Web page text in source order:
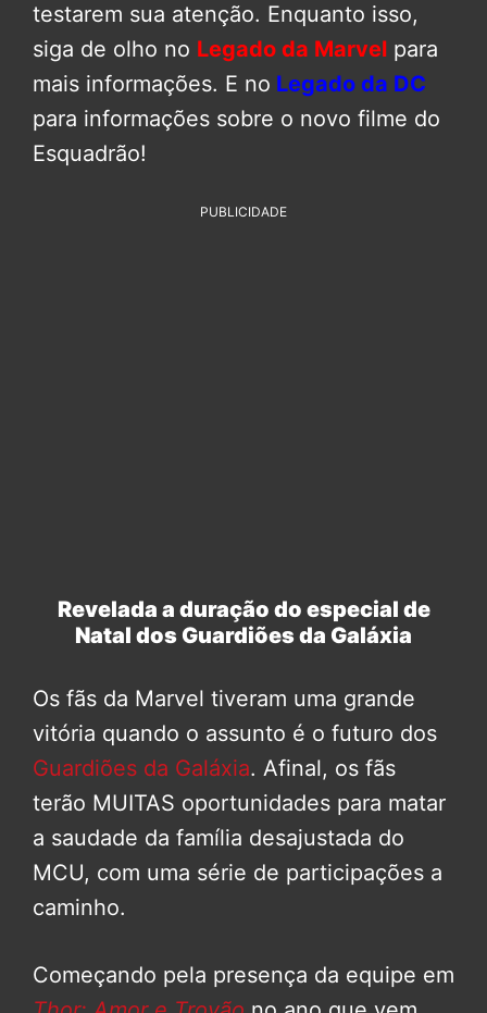
testarem sua atenção. Enquanto isso,
siga de olho no Legado da Marvel para
mais informações. E no Legado da DC
para informações sobre o novo filme do
Esquadrão!
PUBLICIDADE
Revelada a duração do especial de
Natal dos Guardiões da Galáxia
Os fãs da Marvel tiveram uma grande
vitória quando o assunto é o futuro dos
Guardiões da Galáxia. Afinal, os fãs
terão MUITAS oportunidades para matar
a saudade da família desajustada do
MCU, com uma série de participações a
caminho.
Começando pela presença da equipe em